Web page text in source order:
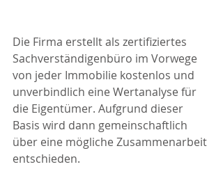
Die Firma erstellt als zertifiziertes
Sachverständigenbüro im Vorwege
von jeder Immobilie kostenlos und
unverbindlich eine Wertanalyse für
die Eigentümer. Aufgrund dieser
Basis wird dann gemeinschaftlich
über eine mögliche Zusammenarbeit
entschieden.